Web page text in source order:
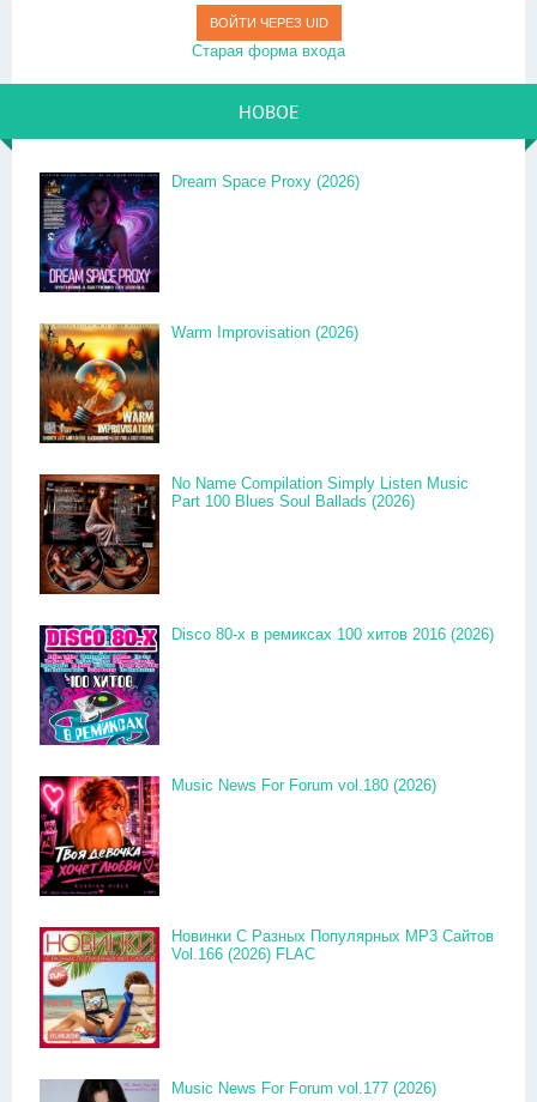
ВОЙТИ ЧЕРЕЗ UID
Старая форма входа
НОВОЕ
Dream Space Proxy (2026)
Warm Improvisation (2026)
No Name Compilation Simply Listen Music
Part 100 Blues Soul Ballads (2026)
Disco 80-x в ремиксах 100 хитов 2016 (2026)
Music News For Forum vol.180 (2026)
Новинки С Разных Популярных MP3 Сайтов
Vol.166 (2026) FLAC
Music News For Forum vol.177 (2026)